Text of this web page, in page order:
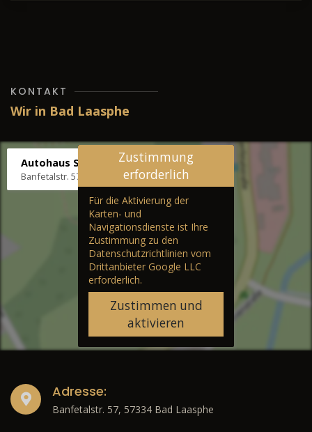
KONTAKT
Wir in Bad Laasphe
Autohaus Stenger
Banfetalstr. 57, 57334 Bad Laasphe
Zustimmung
erforderlich
Für die Aktivierung der
Karten- und
Navigationsdienste ist Ihre
Zustimmung zu den
Datenschutzrichtlinien vom
Drittanbieter Google LLC
erforderlich.
Zustimmen und
aktivieren
Adresse:
Banfetalstr. 57, 57334 Bad Laasphe